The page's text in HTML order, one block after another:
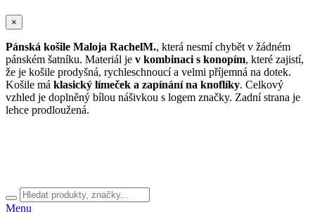
×
Pánská košile Maloja RachelM., která nesmí chybět v žádném
pánském šatníku. Materiál je v kombinaci s konopím, které zajistí,
že je košile prodyšná, rychleschnoucí a velmi příjemná na dotek.
Košile má klasický límeček a zapínání na knoflíky. Celkový
vzhled je doplněný bílou nášivkou s logem značky. Zadní strana je
lehce prodloužená.
Menu